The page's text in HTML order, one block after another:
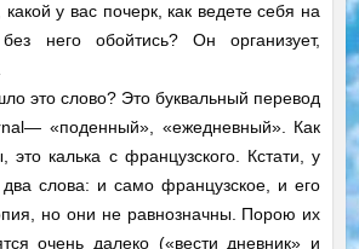
у вас почерк, как ведете себя на
него обойтись? Он организует,
это слово? Это буквальный перевод
«поденный», «ежедневный». Как
это калька с французского. Кстати, у
два слова: и само французское, и его
но они не равнозначны. Порою их
очень далеко («вести дневник» и